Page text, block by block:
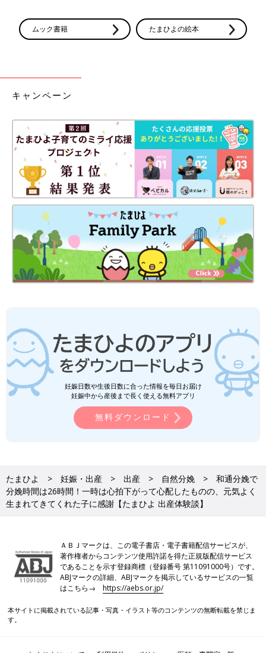
ムック書籍 たまひよの絵本
キャンペーン
妊娠日数や生後日数に合った情報を毎日お届け
妊娠中から産後まで長く使える無料アプリ
無料ダウンロード
たまひよ 妊娠・出産 出産 自然分娩
和通分娩で
分娩時間は26時間！一時は心拍下がって心配したものの、元気よく
生まれてきてくれた子に感謝【たまひよ 出産体験談】
ＡＢＪマークは、この電子書店・電子書籍配信サービスが、
著作権者からコンテンツ使用許諾を得た正規版配信サービス
であることを示す登録商標（登録番号 第11091000号）です。
ABJマークの詳細、ABJマークを掲示しているサービスの一覧
はこちら→https://aebs.or.jp/
本サイトに掲載されている記事・写真・イラスト等のコンテンツの無断転載を禁じま
す。